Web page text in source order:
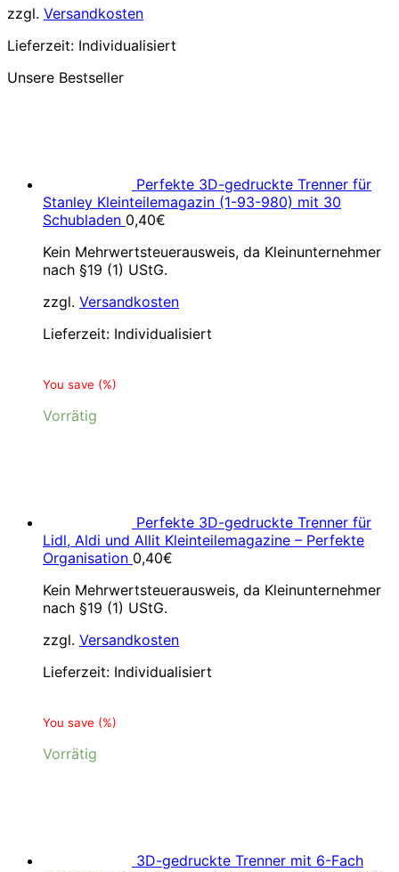
zzgl. Versandkosten
Lieferzeit: Individualisiert
Unsere Bestseller
Perfekte 3D-gedruckte Trenner für
Stanley Kleinteilemagazin (1-93-980) mit 30
Schubladen 0,40€
Kein Mehrwertsteuerausweis, da Kleinunternehmer
nach §19 (1) UStG.
zzgl. Versandkosten
Lieferzeit: Individualisiert
You save (%)
Vorrätig
Perfekte 3D-gedruckte Trenner für
Lidl, Aldi und Allit Kleinteilemagazine – Perfekte
Organisation 0,40€
Kein Mehrwertsteuerausweis, da Kleinunternehmer
nach §19 (1) UStG.
zzgl. Versandkosten
Lieferzeit: Individualisiert
You save (%)
Vorrätig
3D-gedruckte Trenner mit 6-Fach